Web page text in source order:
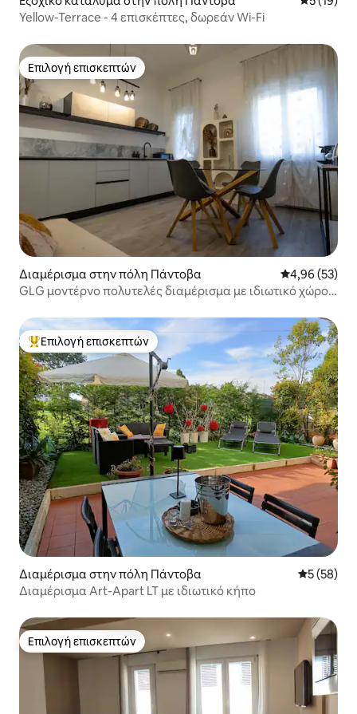
Yellow-Terrace - 4 επισκέπτες, δωρεάν Wi-Fi
Επιλογή επισκεπτών
Επιλογή επισκεπτών
Διαμέρισμα στην πόλη Πάντοβα Μέση
4,96 (53)
GLG μοντέρνο πολυτελές διαμέρισμα με ιδιωτικό χώρο
Κορυφαία επιλογή επισκεπτών
Επιλογή επισκεπτών
Διαμέρισμα στην πόλη Πάντοβα Μέση
5 (58)
Διαμέρισμα Art-Apart LT με ιδιωτικό κήπο
Επιλογή επισκεπτών
Επιλογή επισκεπτών